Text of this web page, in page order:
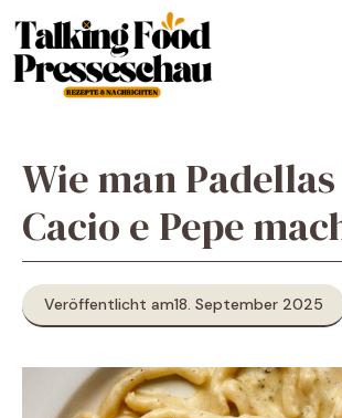
Inhalt
springen
Wie man
Cacio e Pepe
Veröffentlicht am18. September 2025